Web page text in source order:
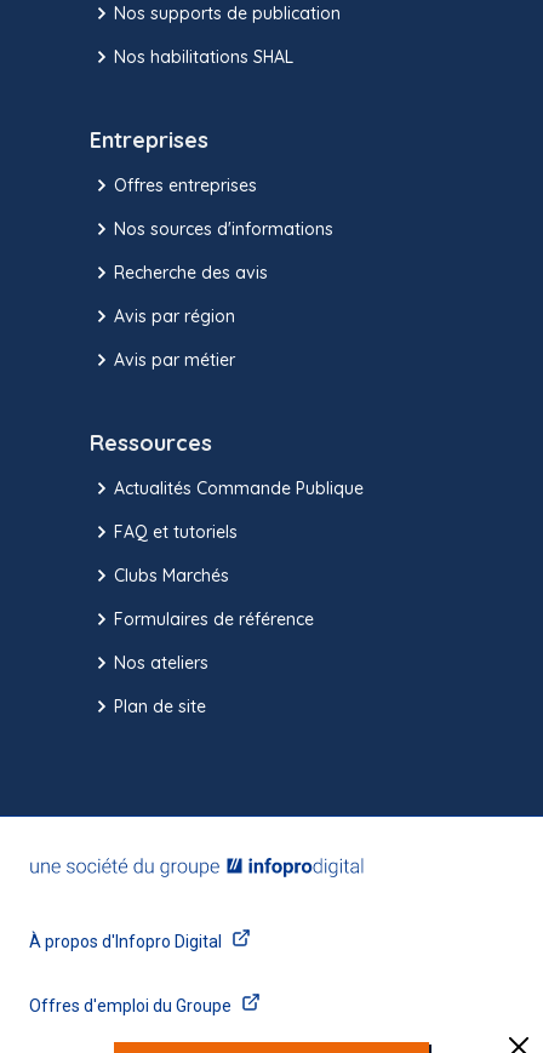
Nos supports de publication
Nos habilitations SHAL
Entreprises
Offres entreprises
Nos sources d'informations
Recherche des avis
Avis par région
Avis par métier
Ressources
Actualités Commande Publique
FAQ et tutoriels
Clubs Marchés
Formulaires de référence
Nos ateliers
Plan de site